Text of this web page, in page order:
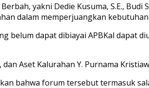
yakni Dedie Kusuma, S.E., Budi
dalam memperjuangkan
dapat dibiayai APBKal dapat
Aset Kalurahan Y. Purnama
bahwa forum tersebut termasuk